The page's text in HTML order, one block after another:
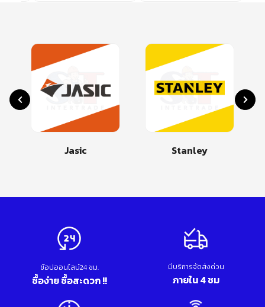
Jasic Stanley
ช้อปออนไลน์24 ชม.
ซื้อง่าย ซื้อสะดวก !!
มีบริการจัดส่งด่วน
ภายใน 4 ชม